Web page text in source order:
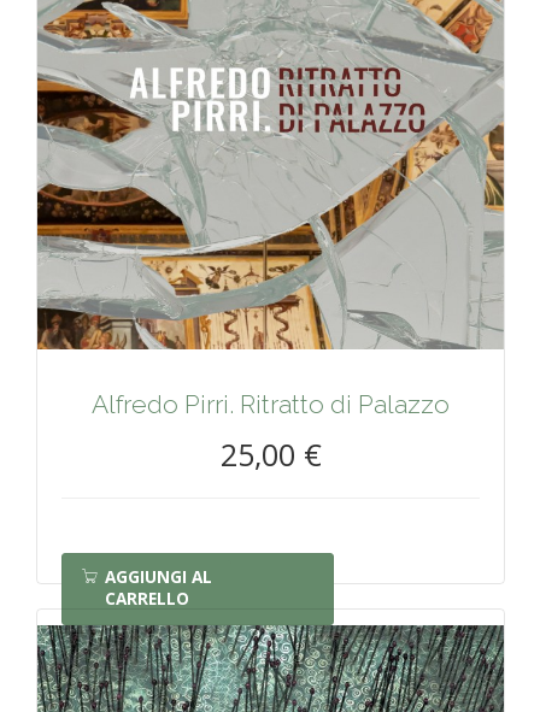
Alfredo Pirri. Ritratto di Palazzo
25,00 €
AGGIUNGI AL
CARRELLO